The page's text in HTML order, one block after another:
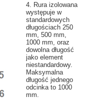
4. Rura izolowana
występuje w
standardowych
długościach 250
mm, 500 mm,
1000 mm, oraz
dowolna długość
jako element
niestandardowy.
Maksymalna
długość jednego
odcinka to 1000
mm.